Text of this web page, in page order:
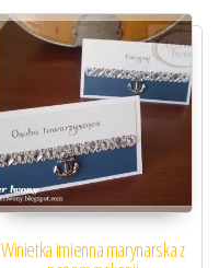
Winietka imienna marynarska z